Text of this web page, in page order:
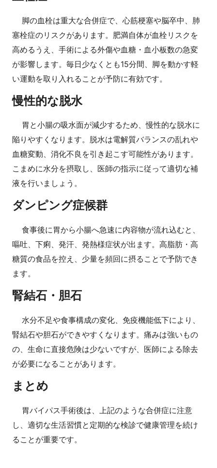
脚の血栓は重大な合併症で、心筋梗塞や脳卒中、肺
塞栓症のリスクがあります。肥満自体が血栓リスクを
高めるうえ、手術による外傷や血糖・血小板数の急変
が影響します。毎日少なくとも15分間、脚を動かす軽
い運動を取り入れることが予防に有効です。
慢性的な脱水
胃と小腸の吸水面が減少するため、慢性的な脱水に
陥りやすくなります。脱水は電解質バランスの乱れや
血糖変動、消化不良を引き起こす可能性があります。
こまめに水分を摂取し、医師の指示に従って適切な補
液を行いましょう。
ダンピング症候群
食事後に胃から小腸へ急速に内容物が流れ込むと、
嘔吐、下痢、発汗、発熱様症状が出ます。高脂肪・高
糖質の食品を控え、少量を頻回に摂ることで予防でき
ます。
腎結石・胆石
水分不足や食事構成の変化、免疫機能低下により、
腎結石や胆石ができやすくなります。痛みは強いもの
の、生命に直接危険は少ないですが、医師による除去
が必要になることがあります。
まとめ
胃バイパス手術後は、上記のような合併症に注意
し、適切な生活習慣と定期的な検診で健康管理を続け
ることが重要です。